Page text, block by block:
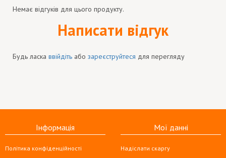
Немає відгуків для цього продукту.
Написати відгук
Будь ласка ввійдіть або зареєструйтеся для перегляду
Інформація
Політика конфіденційності
Мої данні
Надіслати скаргу